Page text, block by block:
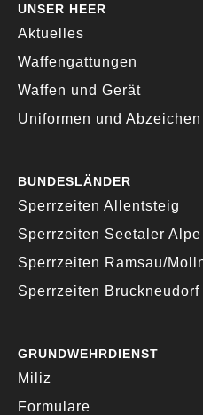
UNSER HEER
Aktuelles
Waffengattungen
Waffen und Gerät
Uniformen und Abzeichen
BUNDESLÄNDER
Sperrzeiten Allentsteig
Sperrzeiten Seetaler Alpe
Sperrzeiten Ramsau/
Sperrzeiten Bruckneudorf
GRUNDWEHRDIENST
Miliz
Formulare